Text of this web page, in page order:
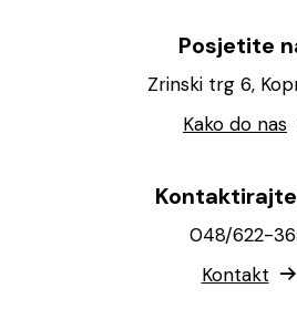
Posjetite
Zrinski trg 6,
Kako do nas
048/622-
Kontakt